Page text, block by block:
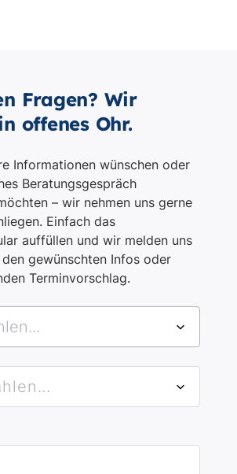
Fragen? Wir
offenes Ohr.
Informationen wünschen oder
Beratungsgespräch
– wir nehmen uns gerne
Einfach das
auffüllen und wir melden uns
gewünschten Infos oder
Terminvorschlag.